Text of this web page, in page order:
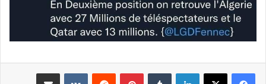
لينكدإن بينتيريست
مشاركة عبر البريد